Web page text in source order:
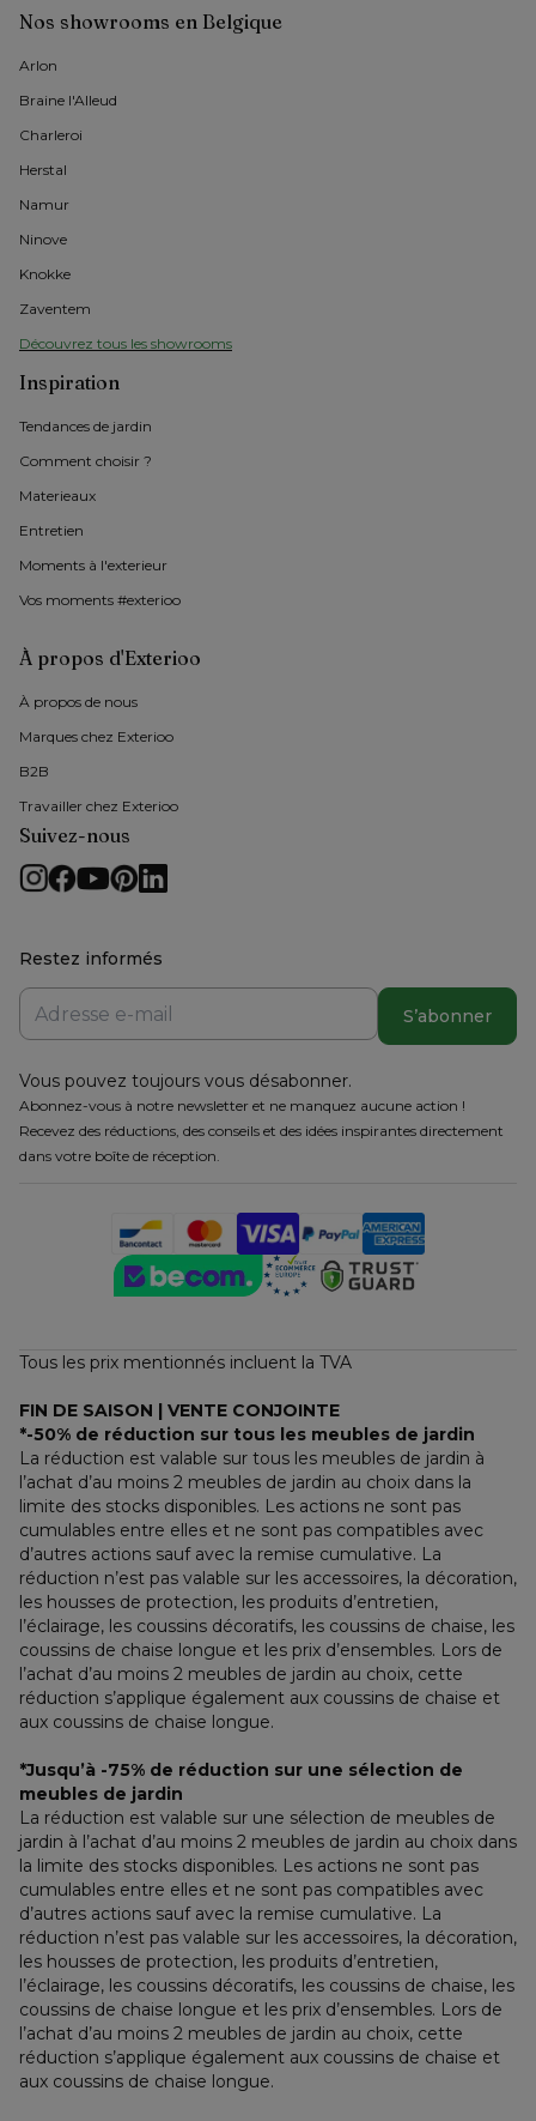
Nos showrooms en Belgique
Arlon
Braine l'Alleud
Charleroi
Herstal
Namur
Ninove
Knokke
Zaventem
Découvrez tous les showrooms
Inspiration
Tendances de jardin
Comment choisir ?
Materieaux
Entretien
Moments à l'exterieur
Vos moments #exterioo
À propos d'Exterioo
À propos de nous
Marques chez Exterioo
B2B
Travailler chez Exterioo
Suivez-nous
Restez informés
S’abonner
Vous pouvez toujours vous désabonner.
Abonnez-vous à notre newsletter et ne manquez aucune action !
Recevez des réductions, des conseils et des idées inspirantes directement
dans votre boîte de réception.
Tous les prix mentionnés incluent la TVA
FIN DE SAISON | VENTE CONJOINTE
*-50% de réduction sur tous les meubles de jardin
La réduction est valable sur tous les meubles de jardin à
l’achat d’au moins 2 meubles de jardin au choix dans la
limite des stocks disponibles. Les actions ne sont pas
cumulables entre elles et ne sont pas compatibles avec
d’autres actions sauf avec la remise cumulative. La
réduction n’est pas valable sur les accessoires, la décoration,
les housses de protection, les produits d’entretien,
l’éclairage, les coussins décoratifs, les coussins de chaise, les
coussins de chaise longue et les prix d’ensembles. Lors de
l’achat d’au moins 2 meubles de jardin au choix, cette
réduction s’applique également aux coussins de chaise et
aux coussins de chaise longue.
*Jusqu’à -75% de réduction sur une sélection de
meubles de jardin
La réduction est valable sur une sélection de meubles de
jardin à l’achat d’au moins 2 meubles de jardin au choix dans
la limite des stocks disponibles. Les actions ne sont pas
cumulables entre elles et ne sont pas compatibles avec
d’autres actions sauf avec la remise cumulative. La
réduction n’est pas valable sur les accessoires, la décoration,
les housses de protection, les produits d’entretien,
l’éclairage, les coussins décoratifs, les coussins de chaise, les
coussins de chaise longue et les prix d’ensembles. Lors de
l’achat d’au moins 2 meubles de jardin au choix, cette
réduction s’applique également aux coussins de chaise et
aux coussins de chaise longue.